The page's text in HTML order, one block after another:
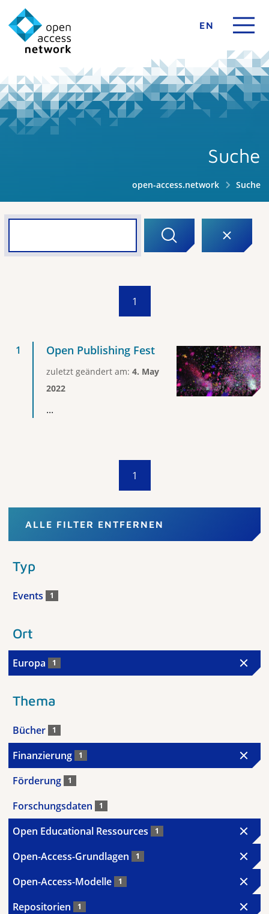
EN
Suche
open-access.network Suche
1
Open Publishing Fest
zuletzt geändert am: 4. May
2022
...
1
ALLE FILTER ENTFERNEN
Typ
Events 1
Ort
Europa 1
Thema
Bücher 1
Finanzierung 1
Förderung 1
Forschungsdaten 1
Open Educational Ressources 1
Open-Access-Grundlagen 1
Open-Access-Modelle 1
Repositorien 1